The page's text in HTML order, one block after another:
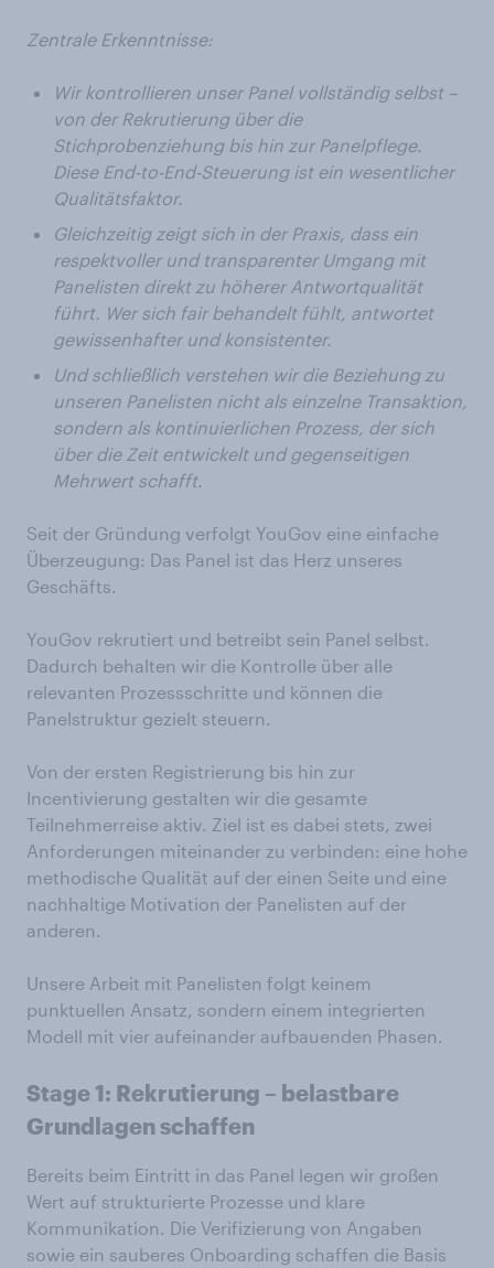
Zentrale Erkenntnisse:
Wir kontrollieren unser Panel vollständig selbst –
von der Rekrutierung über die
Stichprobenziehung bis hin zur Panelpflege.
Diese End-to-End-Steuerung ist ein wesentlicher
Qualitätsfaktor.
Gleichzeitig zeigt sich in der Praxis, dass ein
respektvoller und transparenter Umgang mit
Panelisten direkt zu höherer Antwortqualität
führt. Wer sich fair behandelt fühlt, antwortet
gewissenhafter und konsistenter.
Und schließlich verstehen wir die Beziehung zu
unseren Panelisten nicht als einzelne Transaktion,
sondern als kontinuierlichen Prozess, der sich
über die Zeit entwickelt und gegenseitigen
Mehrwert schafft.
Seit der Gründung verfolgt YouGov eine einfache
Überzeugung: Das Panel ist das Herz unseres
Geschäfts.
YouGov rekrutiert und betreibt sein Panel selbst.
Dadurch behalten wir die Kontrolle über alle
relevanten Prozessschritte und können die
Panelstruktur gezielt steuern.
Von der ersten Registrierung bis hin zur
Incentivierung gestalten wir die gesamte
Teilnehmerreise aktiv. Ziel ist es dabei stets, zwei
Anforderungen miteinander zu verbinden: eine hohe
methodische Qualität auf der einen Seite und eine
nachhaltige Motivation der Panelisten auf der
anderen.
Unsere Arbeit mit Panelisten folgt keinem
punktuellen Ansatz, sondern einem integrierten
Modell mit vier aufeinander aufbauenden Phasen.
Stage 1: Rekrutierung – belastbare
Grundlagenschaffen
Bereits beim Eintritt in das Panel legen wir großen
Wert auf strukturierte Prozesse und klare
Kommunikation. Die Verifizierung von Angaben
sowie ein sauberes Onboarding schaffen die Basis